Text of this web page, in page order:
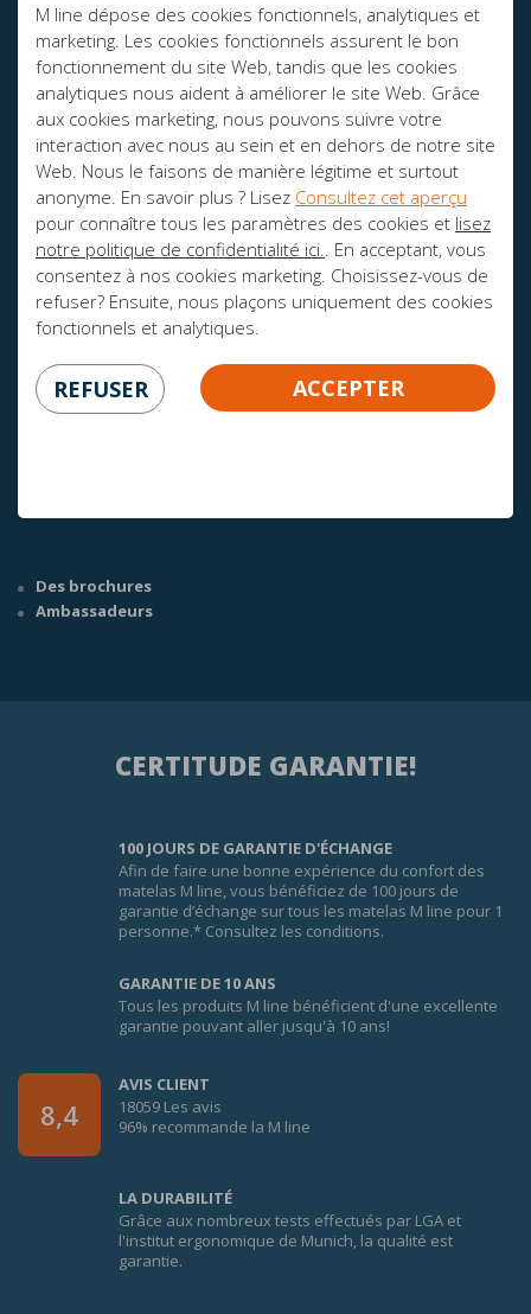
M line dépose des cookies fonctionnels, analytiques et
marketing. Les cookies fonctionnels assurent le bon
fonctionnement du site Web, tandis que les cookies
analytiques nous aident à améliorer le site Web. Grâce
aux cookies marketing, nous pouvons suivre votre
interaction avec nous au sein et en dehors de notre site
Web. Nous le faisons de manière légitime et surtout
anonyme. En savoir plus ? Lisez Consultez cet aperçu
pour connaître tous les paramètres des cookies et lisez
notre politique de confidentialité ici.
. En acceptant, vous
consentez à nos cookies marketing. Choisissez-vous de
refuser? Ensuite, nous plaçons uniquement des cookies
fonctionnels et analytiques.
REFUSER ACCEPTER
FIER SPONSOR DE:
AVEZ-VOUS DES QUESTIONS?
info@mline.nl
Des brochures
Ambassadeurs
CERTITUDE GARANTIE!
100 JOURS DE GARANTIE D'ÉCHANGE
Afin de faire une bonne expérience du confort des
matelas M line, vous bénéficiez de 100 jours de
garantie d’échange sur tous les matelas M line pour 1
personne.* Consultez les conditions.
GARANTIE DE 10 ANS
Tous les produits M line bénéficient d'une excellente
garantie pouvant aller jusqu'à 10 ans!
8,4
AVIS CLIENT
18059 Les avis
96% recommande la M line
LA DURABILITÉ
Grâce aux nombreux tests effectués par LGA et
l'institut ergonomique de Munich, la qualité est
garantie.